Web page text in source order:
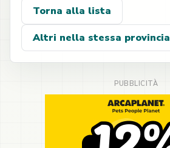
Torna alla lista
Altri nella stessa provincia